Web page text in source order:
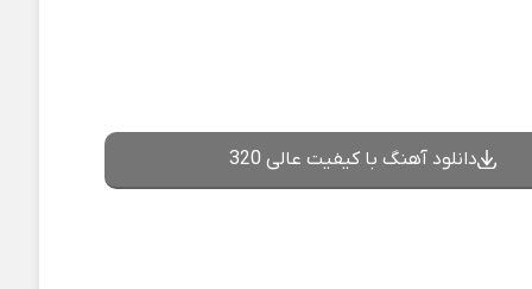
دانلود آهنگ با کیفیت عالی 320